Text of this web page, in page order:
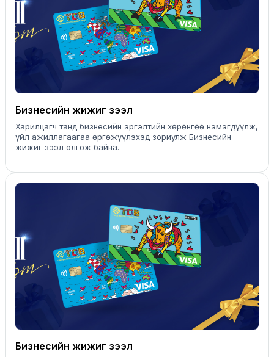
Бизнесийн жижиг зээл
Харилцагч танд бизнесийн эргэлтийн хөрөнгөө нэмэгдүүлж,
үйл ажиллагаагаа өргөжүүлэхэд зориулж Бизнесийн
жижиг зээл олгож байна.
Бизнесийн жижиг зээл